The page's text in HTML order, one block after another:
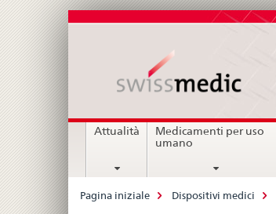
Navigation
Attualità
Medicamenti per uso
umano
Breadcrumb
Pagina iniziale Dispositivi medici